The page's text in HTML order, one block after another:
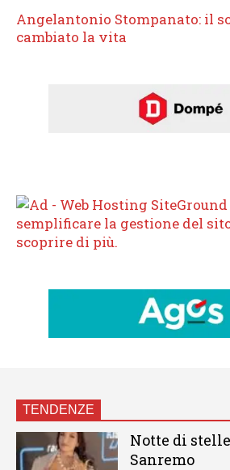
Angelantonio Stompanato: il
cambiato la vita
TENDENZE
Notte di
Sanremo